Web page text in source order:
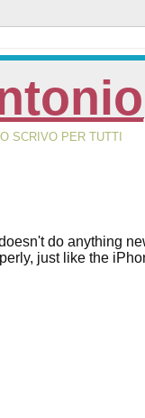
SCRIVO PER TUTTI
do anything
just like the